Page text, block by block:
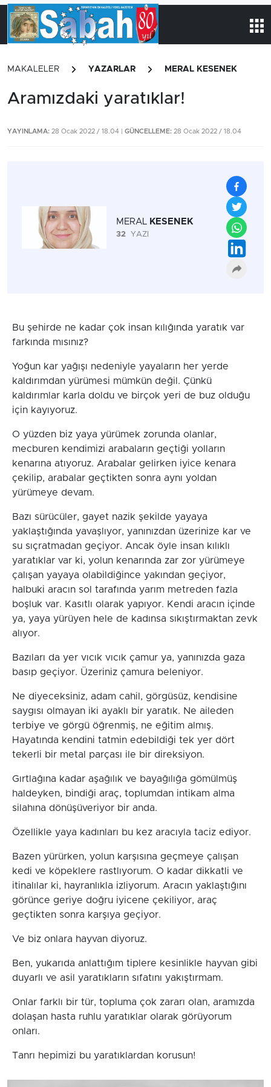
MAKALELER YAZARLAR MERAL KESENEK
Aramızdaki yaratıklar!
YAYINLAMA: 28 Ocak 2022 / 18.04 | GÜNCELLEME: 28 Ocak 2022 / 18.04
MERAL KESENEK
32 YAZI
Bu şehirde ne kadar çok insan kılığında yaratık var
farkında mısınız?
Yoğun kar yağışı nedeniyle yayaların her yerde
kaldırımdan yürümesi mümkün değil. Çünkü
kaldırımlar karla doldu ve birçok yeri de buz olduğu
için kayıyoruz.
O yüzden biz yaya yürümek zorunda olanlar,
mecburen kendimizi arabaların geçtiği yolların
kenarına atıyoruz. Arabalar gelirken iyice kenara
çekilip, arabalar geçtikten sonra aynı yoldan
yürümeye devam.
Bazı sürücüler, gayet nazik şekilde yayaya
yaklaştığında yavaşlıyor, yanınızdan üzerinize kar ve
su sıçratmadan geçiyor. Ancak öyle insan kılıklı
yaratıklar var ki, yolun kenarında zar zor yürümeye
çalışan yayaya olabildiğince yakından geçiyor,
halbuki aracın sol tarafında yarım metreden fazla
boşluk var. Kasıtlı olarak yapıyor. Kendi aracın içinde
ya, yaya yürüyen hele de kadınsa sıkıştırmaktan zevk
alıyor.
Bazıları da yer vıcık vıcık çamur ya, yanınızda gaza
basıp geçiyor. Üzeriniz çamura beleniyor.
Ne diyeceksiniz, adam cahil, görgüsüz, kendisine
saygısı olmayan iki ayaklı bir yaratık. Ne aileden
terbiye ve görgü öğrenmiş, ne eğitim almış.
Hayatında kendini tatmin edebildiği tek yer dört
tekerli bir metal parçası ile bir direksiyon.
Gırtlağına kadar aşağılık ve bayağılığa gömülmüş
haldeyken, bindiği araç, toplumdan intikam alma
silahına dönüşüveriyor bir anda.
Özellikle yaya kadınları bu kez aracıyla taciz ediyor.
Bazen yürürken, yolun karşısına geçmeye çalışan
kedi ve köpeklere rastlıyorum. O kadar dikkatli ve
itinalılar ki, hayranlıkla izliyorum. Aracın yaklaştığını
görünce geriye doğru iyicene çekiliyor, araç
geçtikten sonra karşıya geçiyor.
Ve biz onlara hayvan diyoruz.
Ben, yukarıda anlattığım tiplere kesinlikle hayvan gibi
duyarlı ve asil yaratıkların sıfatını yakıştırmam.
Onlar farklı bir tür, topluma çok zararı olan, aramızda
dolaşan hasta ruhlu yaratıklar olarak görüyorum
onları.
Tanrı hepimizi bu yaratıklardan korusun!